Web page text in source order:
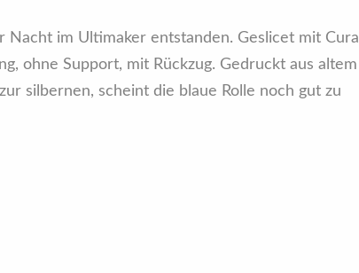
Nacht im Ultimaker entstanden. Geslicet mit Cura
ohne Support, mit Rückzug. Gedruckt aus altem
silbernen, scheint die blaue Rolle noch gut zu